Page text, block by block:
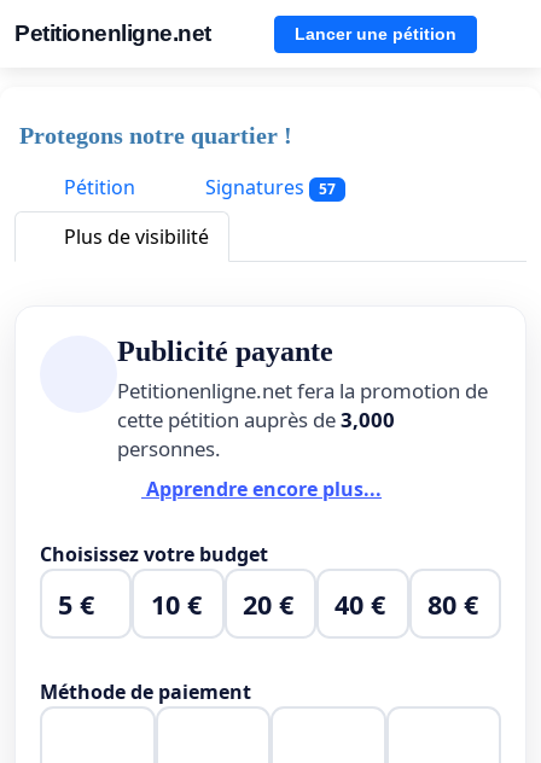
Petitionenligne.net Lancer une pétition
Protegons notre quartier !
Pétition
Signatures 57
Plus de visibilité
Publicité payante
Petitionenligne.net fera la promotion de
cette pétition auprès de3,000
personnes.
Apprendre encore plus...
Choisissez votre budget
5 € 10 € 20 € 40 € 80 €
Méthode de paiement